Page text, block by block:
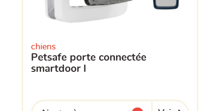
chiens
petsafe porte connectée
smartdoor l